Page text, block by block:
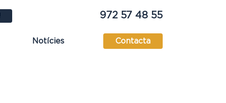
972 57 48 55
Notícies Contacta